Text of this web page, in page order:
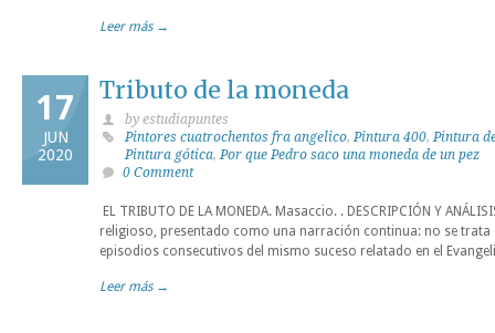
Leer más →
17
JUN
2020
Tributo de la moneda
by estudiapuntes
Pintores cuatrochentos fra angelico,Pintura 400,Pintura
Pintura gótica,Por que Pedro saco una moneda de un pez
0 Comment
EL TRIBUTO DE LA MONEDA. Masaccio. . DESCRIPCIÓN Y
religioso, presentado como una narración continua: no se trata
episodios consecutivos del mismo suceso relatado en el
Leer más →